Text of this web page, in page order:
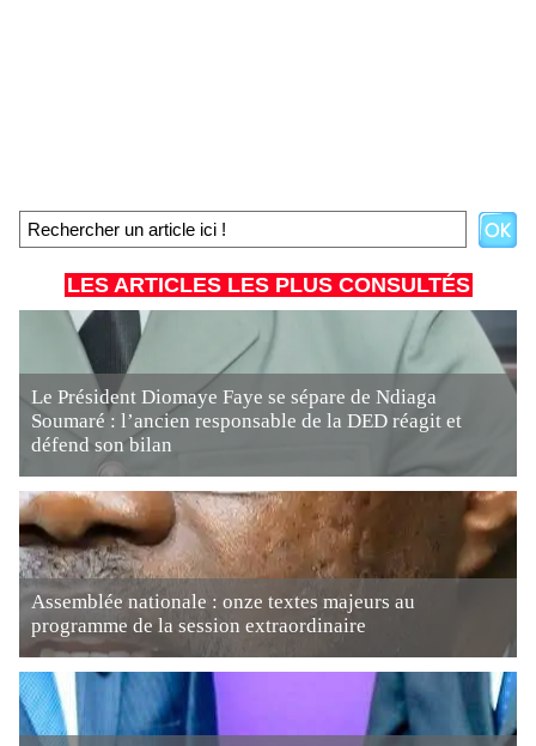
LES ARTICLES LES PLUS CONSULTÉS
Le Président Diomaye Faye se sépare de Ndiaga
Soumaré : l’ancien responsable de la DED réagit et
défend son bilan
Assemblée nationale : onze textes majeurs au
programme de la session extraordinaire